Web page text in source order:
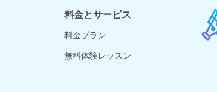
料金とサービス
料金プラン
無料体験レッスン